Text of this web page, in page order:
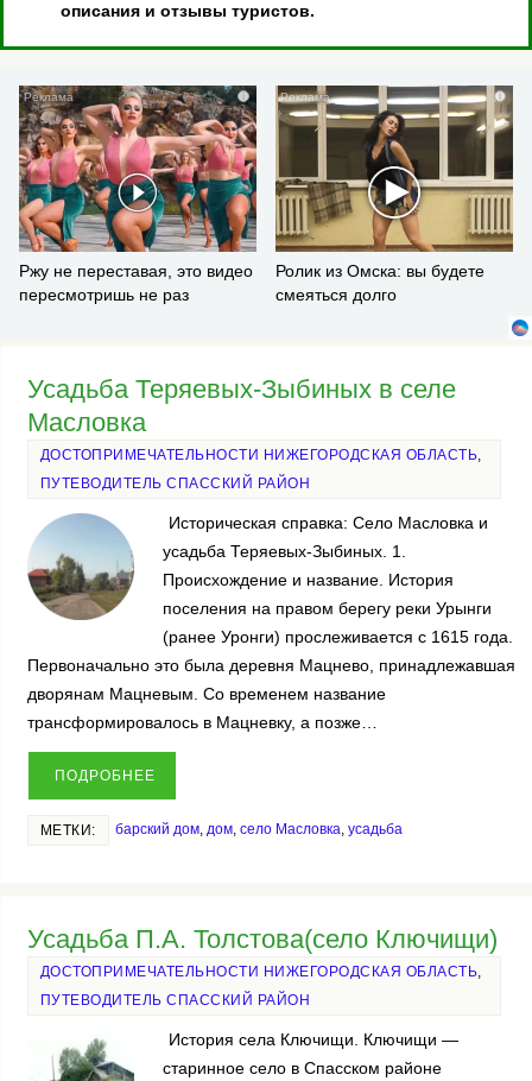
описания и отзывы туристов.
i
Ржу не переставая, это видео
пересмотришь не раз
i
Ролик из Омска: вы будете
смеяться долго
Усадьба Теряевых-Зыбиных в селе
Масловка
ДОСТОПРИМЕЧАТЕЛЬНОСТИ НИЖЕГОРОДСКАЯ ОБЛАСТЬ,
ПУТЕВОДИТЕЛЬ СПАССКИЙ РАЙОН
Историческая справка: Село Масловка и
усадьба Теряевых-Зыбиных. 1.
Происхождение и название. История
поселения на правом берегу реки Урынги
(ранее Уронги) прослеживается с 1615 года.
Первоначально это была деревня Мацнево, принадлежавшая
дворянам Мацневым. Со временем название
трансформировалось в Мацневку, а позже…
ПОДРОБНЕЕ
МЕТКИ: барский дом, дом, село Масловка усадьба
Усадьба П.А. Толстова(село Ключищи)
ДОСТОПРИМЕЧАТЕЛЬНОСТИ НИЖЕГОРОДСКАЯ ОБЛАСТЬ
ПУТЕВОДИТЕЛЬ СПАССКИЙ РАЙОН
История села Ключищи. Ключищи —
старинное село в Спасском районе